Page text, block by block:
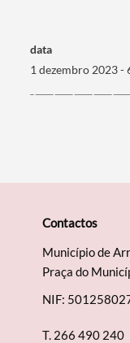
Categorias
data
1 dezembro 2023 -
Contactos
Município de
Praça do
NIF:
T. 266 490 240